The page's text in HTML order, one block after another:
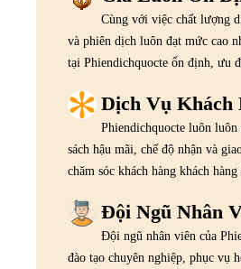
Cùng với việc chất lượng
và phiên dịch luôn đạt mức cao
tại Phiendichquocte ổn định, ưu
Dịch Vụ Khách
Phiendichquocte luôn
sách hậu mãi, chế độ nhận và
chăm sóc khách hàng khách
Đội Ngũ Nhân
Đội ngũ nhân viên của
đào tạo chuyên nghiệp, phục vụ